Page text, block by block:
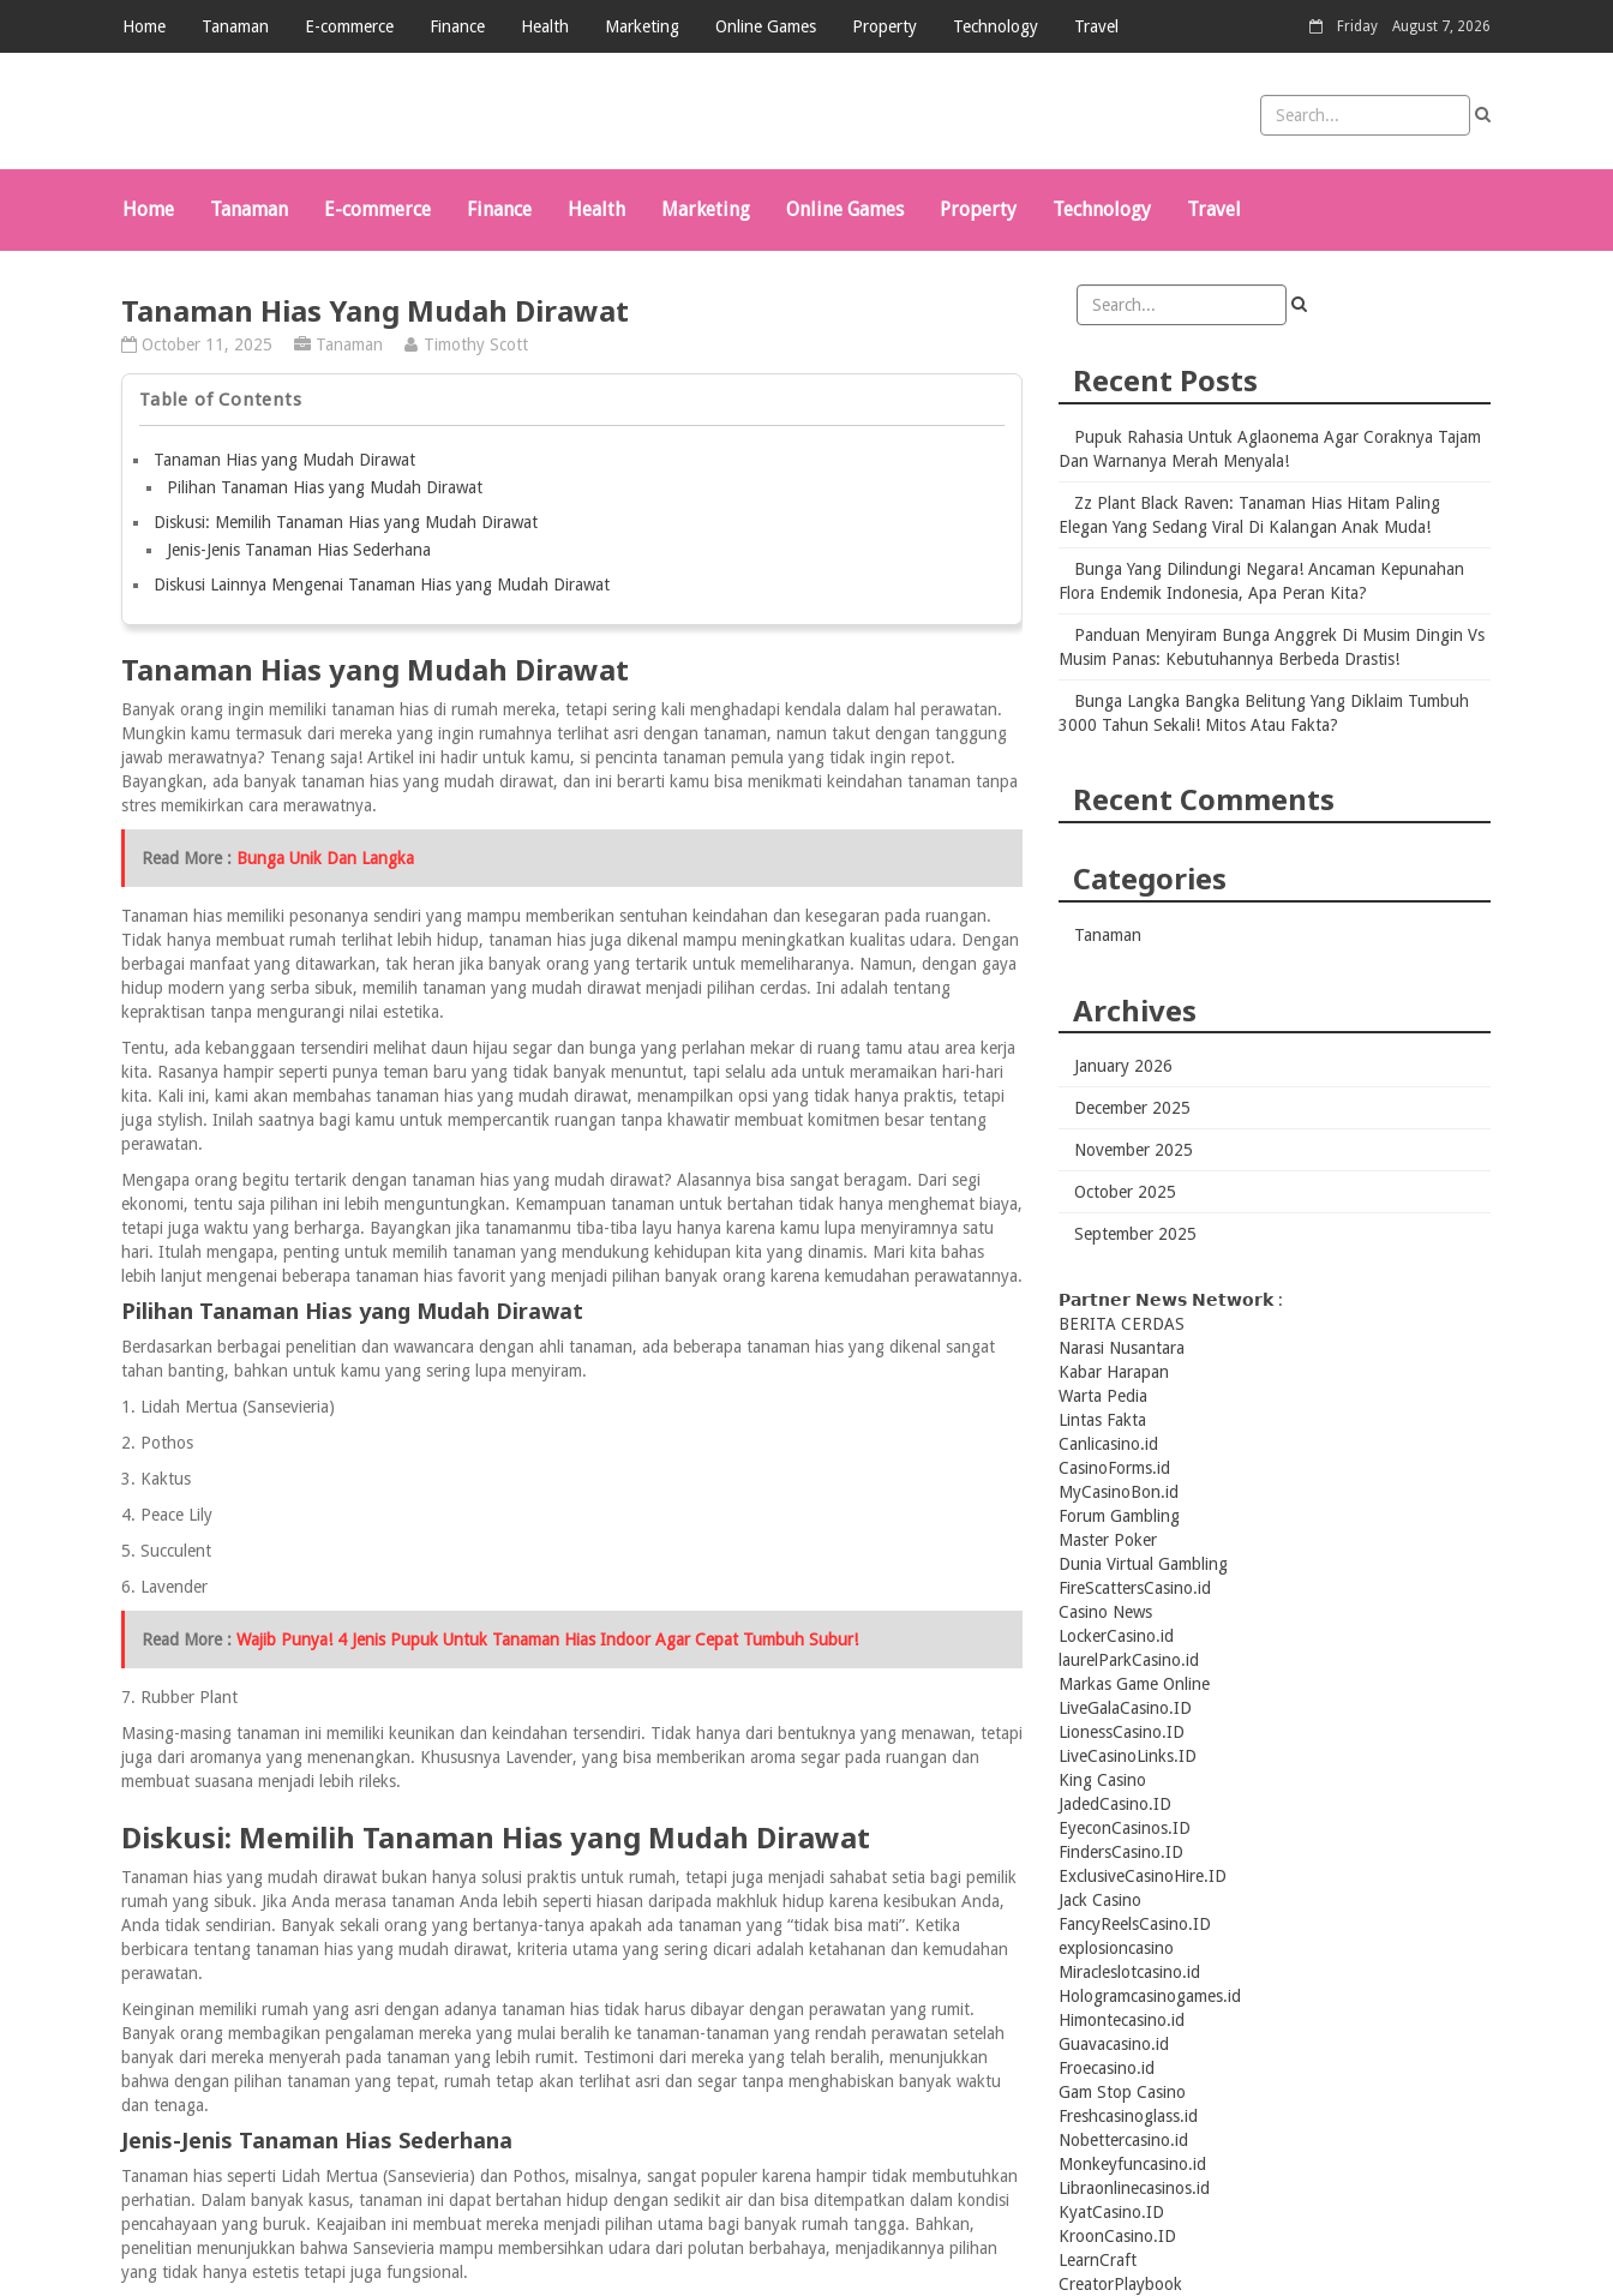
Home Tanaman E-commerce Finance Health Marketing Online Games Property Technology Travel Friday August 7, 2026
Home Tanaman E-commerce Finance Health Marketing Online Games Property Technology Travel
Tanaman Hias Yang Mudah Dirawat
October 11, 2025 Tanaman Timothy Scott
Table of Contents
Tanaman Hias yang Mudah Dirawat
Pilihan Tanaman Hias yang Mudah Dirawat
Diskusi: Memilih Tanaman Hias yang Mudah Dirawat
Jenis-Jenis Tanaman Hias Sederhana
Diskusi Lainnya Mengenai Tanaman Hias yang Mudah Dirawat
Tanaman Hias yang Mudah Dirawat
Banyak orang ingin memiliki tanaman hias di rumah mereka, tetapi sering kali menghadapi kendala dalam hal perawatan.
Mungkin kamu termasuk dari mereka yang ingin rumahnya terlihat asri dengan tanaman, namun takut dengan tanggung
jawab merawatnya? Tenang saja! Artikel ini hadir untuk kamu, si pencinta tanaman pemula yang tidak ingin repot.
Bayangkan, ada banyak tanaman hias yang mudah dirawat, dan ini berarti kamu bisa menikmati keindahan tanaman tanpa
stres memikirkan cara merawatnya.
Read More : Bunga Unik Dan Langka
Tanaman hias memiliki pesonanya sendiri yang mampu memberikan sentuhan keindahan dan kesegaran pada ruangan.
Tidak hanya membuat rumah terlihat lebih hidup, tanaman hias juga dikenal mampu meningkatkan kualitas udara. Dengan
berbagai manfaat yang ditawarkan, tak heran jika banyak orang yang tertarik untuk memeliharanya. Namun, dengan gaya
hidup modern yang serba sibuk, memilih tanaman yang mudah dirawat menjadi pilihan cerdas. Ini adalah tentang
kepraktisan tanpa mengurangi nilai estetika.
Tentu, ada kebanggaan tersendiri melihat daun hijau segar dan bunga yang perlahan mekar di ruang tamu atau area kerja
kita. Rasanya hampir seperti punya teman baru yang tidak banyak menuntut, tapi selalu ada untuk meramaikan hari-hari
kita. Kali ini, kami akan membahas tanaman hias yang mudah dirawat, menampilkan opsi yang tidak hanya praktis, tetapi
juga stylish. Inilah saatnya bagi kamu untuk mempercantik ruangan tanpa khawatir membuat komitmen besar tentang
perawatan.
Mengapa orang begitu tertarik dengan tanaman hias yang mudah dirawat? Alasannya bisa sangat beragam. Dari segi
ekonomi, tentu saja pilihan ini lebih menguntungkan. Kemampuan tanaman untuk bertahan tidak hanya menghemat biaya,
tetapi juga waktu yang berharga. Bayangkan jika tanamanmu tiba-tiba layu hanya karena kamu lupa menyiramnya satu
hari. Itulah mengapa, penting untuk memilih tanaman yang mendukung kehidupan kita yang dinamis. Mari kita bahas
lebih lanjut mengenai beberapa tanaman hias favorit yang menjadi pilihan banyak orang karena kemudahan perawatannya.
Pilihan Tanaman Hias yang Mudah Dirawat
Berdasarkan berbagai penelitian dan wawancara dengan ahli tanaman, ada beberapa tanaman hias yang dikenal sangat
tahan banting, bahkan untuk kamu yang sering lupa menyiram.
1. Lidah Mertua (Sansevieria)
2. Pothos
3. Kaktus
4. Peace Lily
5. Succulent
6. Lavender
Read More : Wajib Punya! 4 Jenis Pupuk Untuk Tanaman Hias Indoor Agar Cepat Tumbuh Subur!
7. Rubber Plant
Masing-masing tanaman ini memiliki keunikan dan keindahan tersendiri. Tidak hanya dari bentuknya yang menawan, tetapi
juga dari aromanya yang menenangkan. Khususnya Lavender, yang bisa memberikan aroma segar pada ruangan dan
membuat suasana menjadi lebih rileks.
Diskusi: Memilih Tanaman Hias yang Mudah Dirawat
Tanaman hias yang mudah dirawat bukan hanya solusi praktis untuk rumah, tetapi juga menjadi sahabat setia bagi pemilik
rumah yang sibuk. Jika Anda merasa tanaman Anda lebih seperti hiasan daripada makhluk hidup karena kesibukan Anda,
Anda tidak sendirian. Banyak sekali orang yang bertanya-tanya apakah ada tanaman yang “tidak bisa mati”. Ketika
berbicara tentang tanaman hias yang mudah dirawat, kriteria utama yang sering dicari adalah ketahanan dan kemudahan
perawatan.
Keinginan memiliki rumah yang asri dengan adanya tanaman hias tidak harus dibayar dengan perawatan yang rumit.
Banyak orang membagikan pengalaman mereka yang mulai beralih ke tanaman-tanaman yang rendah perawatan setelah
banyak dari mereka menyerah pada tanaman yang lebih rumit. Testimoni dari mereka yang telah beralih, menunjukkan
bahwa dengan pilihan tanaman yang tepat, rumah tetap akan terlihat asri dan segar tanpa menghabiskan banyak waktu
dan tenaga.
Jenis-Jenis Tanaman Hias Sederhana
Tanaman hias seperti Lidah Mertua (Sansevieria) dan Pothos, misalnya, sangat populer karena hampir tidak membutuhkan
perhatian. Dalam banyak kasus, tanaman ini dapat bertahan hidup dengan sedikit air dan bisa ditempatkan dalam kondisi
pencahayaan yang buruk. Keajaiban ini membuat mereka menjadi pilihan utama bagi banyak rumah tangga. Bahkan,
penelitian menunjukkan bahwa Sansevieria mampu membersihkan udara dari polutan berbahaya, menjadikannya pilihan
yang tidak hanya estetis tetapi juga fungsional.
Recent Posts
Pupuk Rahasia Untuk Aglaonema Agar Coraknya Tajam
Dan Warnanya Merah Menyala!
Zz Plant Black Raven: Tanaman Hias Hitam Paling
Elegan Yang Sedang Viral Di Kalangan Anak Muda!
Bunga Yang Dilindungi Negara! Ancaman Kepunahan
Flora Endemik Indonesia, Apa Peran Kita?
Panduan Menyiram Bunga Anggrek Di Musim Dingin Vs
Musim Panas: Kebutuhannya Berbeda Drastis!
Bunga Langka Bangka Belitung Yang Diklaim Tumbuh
3000 Tahun Sekali! Mitos Atau Fakta?
Recent Comments
Categories
Tanaman
Archives
January 2026
December 2025
November 2025
October 2025
September 2025
𝗣𝗮𝗿𝘁𝗻𝗲𝗿 𝗡𝗲𝘄𝘀 𝗡𝗲𝘁𝘄𝗼𝗿𝗸 :
BERITA CERDAS
Narasi Nusantara
Kabar Harapan
Warta Pedia
Lintas Fakta
Canlicasino.id
CasinoForms.id
MyCasinoBon.id
Forum Gambling
Master Poker
Dunia Virtual Gambling
FireScattersCasino.id
Casino News
LockerCasino.id
laurelParkCasino.id
Markas Game Online
LiveGalaCasino.ID
LionessCasino.ID
LiveCasinoLinks.ID
King Casino
JadedCasino.ID
EyeconCasinos.ID
FindersCasino.ID
ExclusiveCasinoHire.ID
Jack Casino
FancyReelsCasino.ID
explosioncasino
Miracleslotcasino.id
Hologramcasinogames.id
Himontecasino.id
Guavacasino.id
Froecasino.id
Gam Stop Casino
Freshcasinoglass.id
Nobettercasino.id
Monkeyfuncasino.id
Libraonlinecasinos.id
KyatCasino.ID
KroonCasino.ID
LearnCraft
CreatorPlaybook